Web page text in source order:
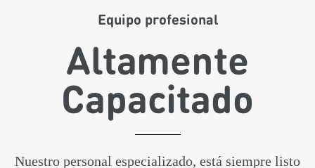
Equipo profesional
Altamente
Capacitado
Nuestro personal especializado, está siempre listo